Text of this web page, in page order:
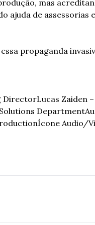
mas
ajuda de
propaganda
DirectorLucas Zaiden
Department
Ícone Audio/